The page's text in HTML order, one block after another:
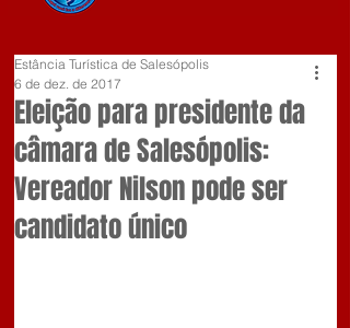
Eleição para presidente da
câmara de Salesópolis:
Vereador Nilson pode ser
candidato único
Estância Turística de Salesópolis
6 de dez. de 2017